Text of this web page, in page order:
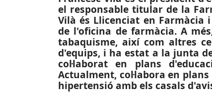
el responsable titular de la
Vilà és Llicenciat en
de l'oficina de farmàcia. A
tabaquisme, així com altres
d'equips, i haestat a la junta
col·laborat en plans
Actualment, col·labora en
hipertensió amb els casals